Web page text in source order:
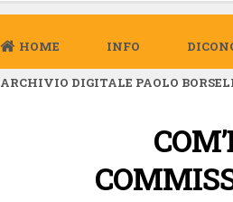
HOME INFO
ARCHIVIO DIGITALE PAOLO